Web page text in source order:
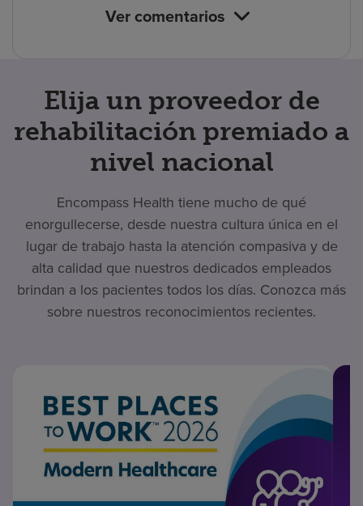
Ver comentarios
Elija un proveedor de
rehabilitación premiado a
nivel nacional
Encompass Health tiene mucho de qué
enorgullecerse, desde nuestra cultura única en el
lugar de trabajo hasta la atención compasiva y de
alta calidad que nuestros dedicados empleados
brindan a los pacientes todos los días. Conozca más
sobre nuestros reconocimientos recientes.